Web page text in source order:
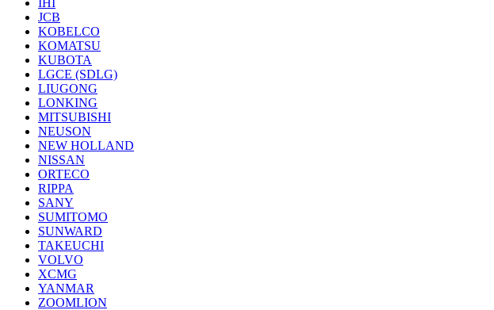
IHI
JCB
KOBELCO
KOMATSU
KUBOTA
LGCE (SDLG)
LIUGONG
LONKING
MITSUBISHI
NEUSON
NEW HOLLAND
NISSAN
ORTECO
RIPPA
SANY
SUMITOMO
SUNWARD
TAKEUCHI
VOLVO
XCMG
YANMAR
ZOOMLION